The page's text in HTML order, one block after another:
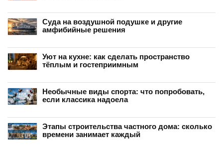
Суда на воздушной подушке и другие
амфибийные решения
Уют на кухне: как сделать пространство
тёплым и гостеприимным
Необычные виды спорта: что попробовать,
если классика надоела
Этапы строительства частного дома: сколько
времени занимает каждый